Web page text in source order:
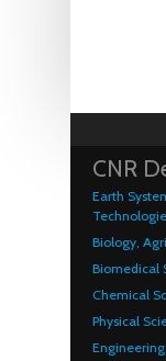
CNR
Earth
Biology,
Biomedical
Chemical
Physical